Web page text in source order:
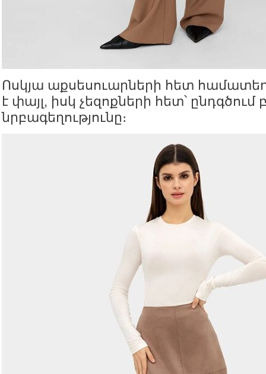
Ոսկյա աքսեսուարների հետ
է փայլ, իսկ չեզոքների հետ՝
նրբագեղությունը։